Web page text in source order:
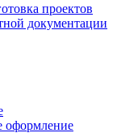
проектов
документации
оформление